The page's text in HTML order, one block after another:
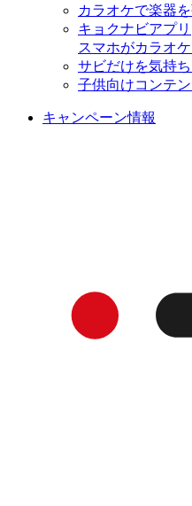
カラオケで楽器
キョクナビアプリ
スマホがカラオ
サビだけを気持
子供向けコンテン
キャンペーン情報